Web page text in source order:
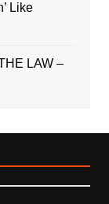
Like
LAW –